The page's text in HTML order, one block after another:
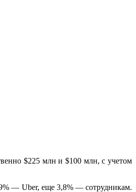
$225 млн и $100 млн, с учетом
— Uber, еще 3,8% — сотрудникам.